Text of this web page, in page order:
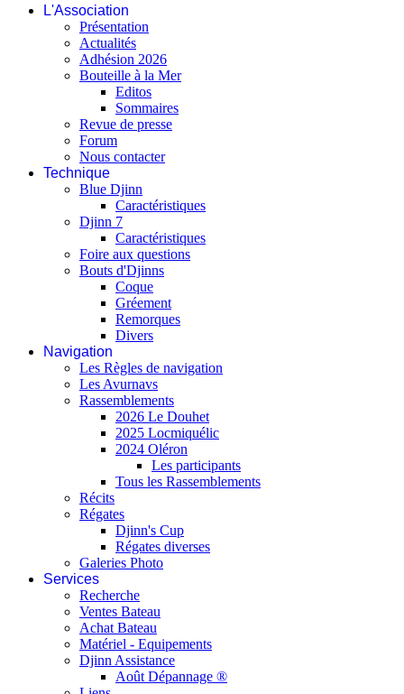
L'Association
Présentation
Actualités
Adhésion 2026
Bouteille à la Mer
Editos
Sommaires
Revue de presse
Forum
Nous contacter
Technique
Blue Djinn
Caractéristiques
Djinn 7
Caractéristiques
Foire aux questions
Bouts d'Djinns
Coque
Gréement
Remorques
Divers
Navigation
Les Règles de navigation
Les Avurnavs
Rassemblements
2026 Le Douhet
2025 Locmiquélic
2024 Oléron
Les participants
Tous les Rassemblements
Récits
Régates
Djinn's Cup
Régates diverses
Galeries Photo
Services
Recherche
Ventes Bateau
Achat Bateau
Matériel - Equipements
Djinn Assistance
Août Dépannage ®